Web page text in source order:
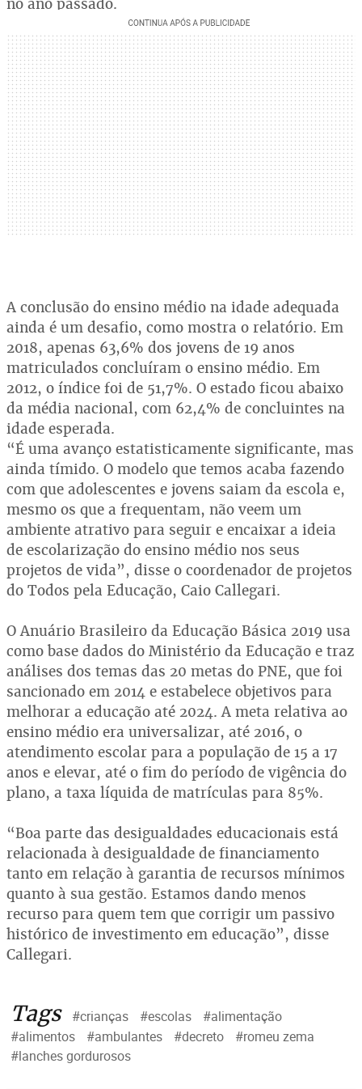
no ano passado.
A conclusão do ensino médio na idade adequada
ainda é um desafio, como mostra o relatório. Em
2018, apenas 63,6% dos jovens de 19 anos
matriculados concluíram o ensino médio. Em
2012, o índice foi de 51,7%. O estado ficou abaixo
da média nacional, com 62,4% de concluintes na
idade esperada.
“É uma avanço estatisticamente significante, mas
ainda tímido. O modelo que temos acaba fazendo
com que adolescentes e jovens saiam da escola e,
mesmo os que a frequentam, não veem um
ambiente atrativo para seguir e encaixar a ideia
de escolarização do ensino médio nos seus
projetos de vida”, disse o coordenador de projetos
do Todos pela Educação, Caio Callegari.
O Anuário Brasileiro da Educação Básica 2019 usa
como base dados do Ministério da Educação e traz
análises dos temas das 20 metas do PNE, que foi
sancionado em 2014 e estabelece objetivos para
melhorar a educação até 2024. A meta relativa ao
ensino médio era universalizar, até 2016, o
atendimento escolar para a população de 15 a 17
anos e elevar, até o fim do período de vigência do
plano, a taxa líquida de matrículas para 85%.
“Boa parte das desigualdades educacionais está
relacionada à desigualdade de financiamento
tanto em relação à garantia de recursos mínimos
quanto à sua gestão. Estamos dando menos
recurso para quem tem que corrigir um passivo
histórico de investimento em educação”, disse
Callegari.
Tags #crianças #escolas
#alimentação
#alimentos
#ambulantes #decreto
#romeu zema
#lanches gordurosos